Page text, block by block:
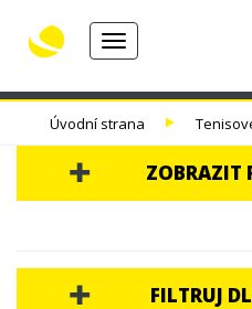
Toggle
navigation
30.
TENISOVÉ
Úvodní strana
ZOBRAZIT
TENISOVÉ RAKETY
FILTRUJ